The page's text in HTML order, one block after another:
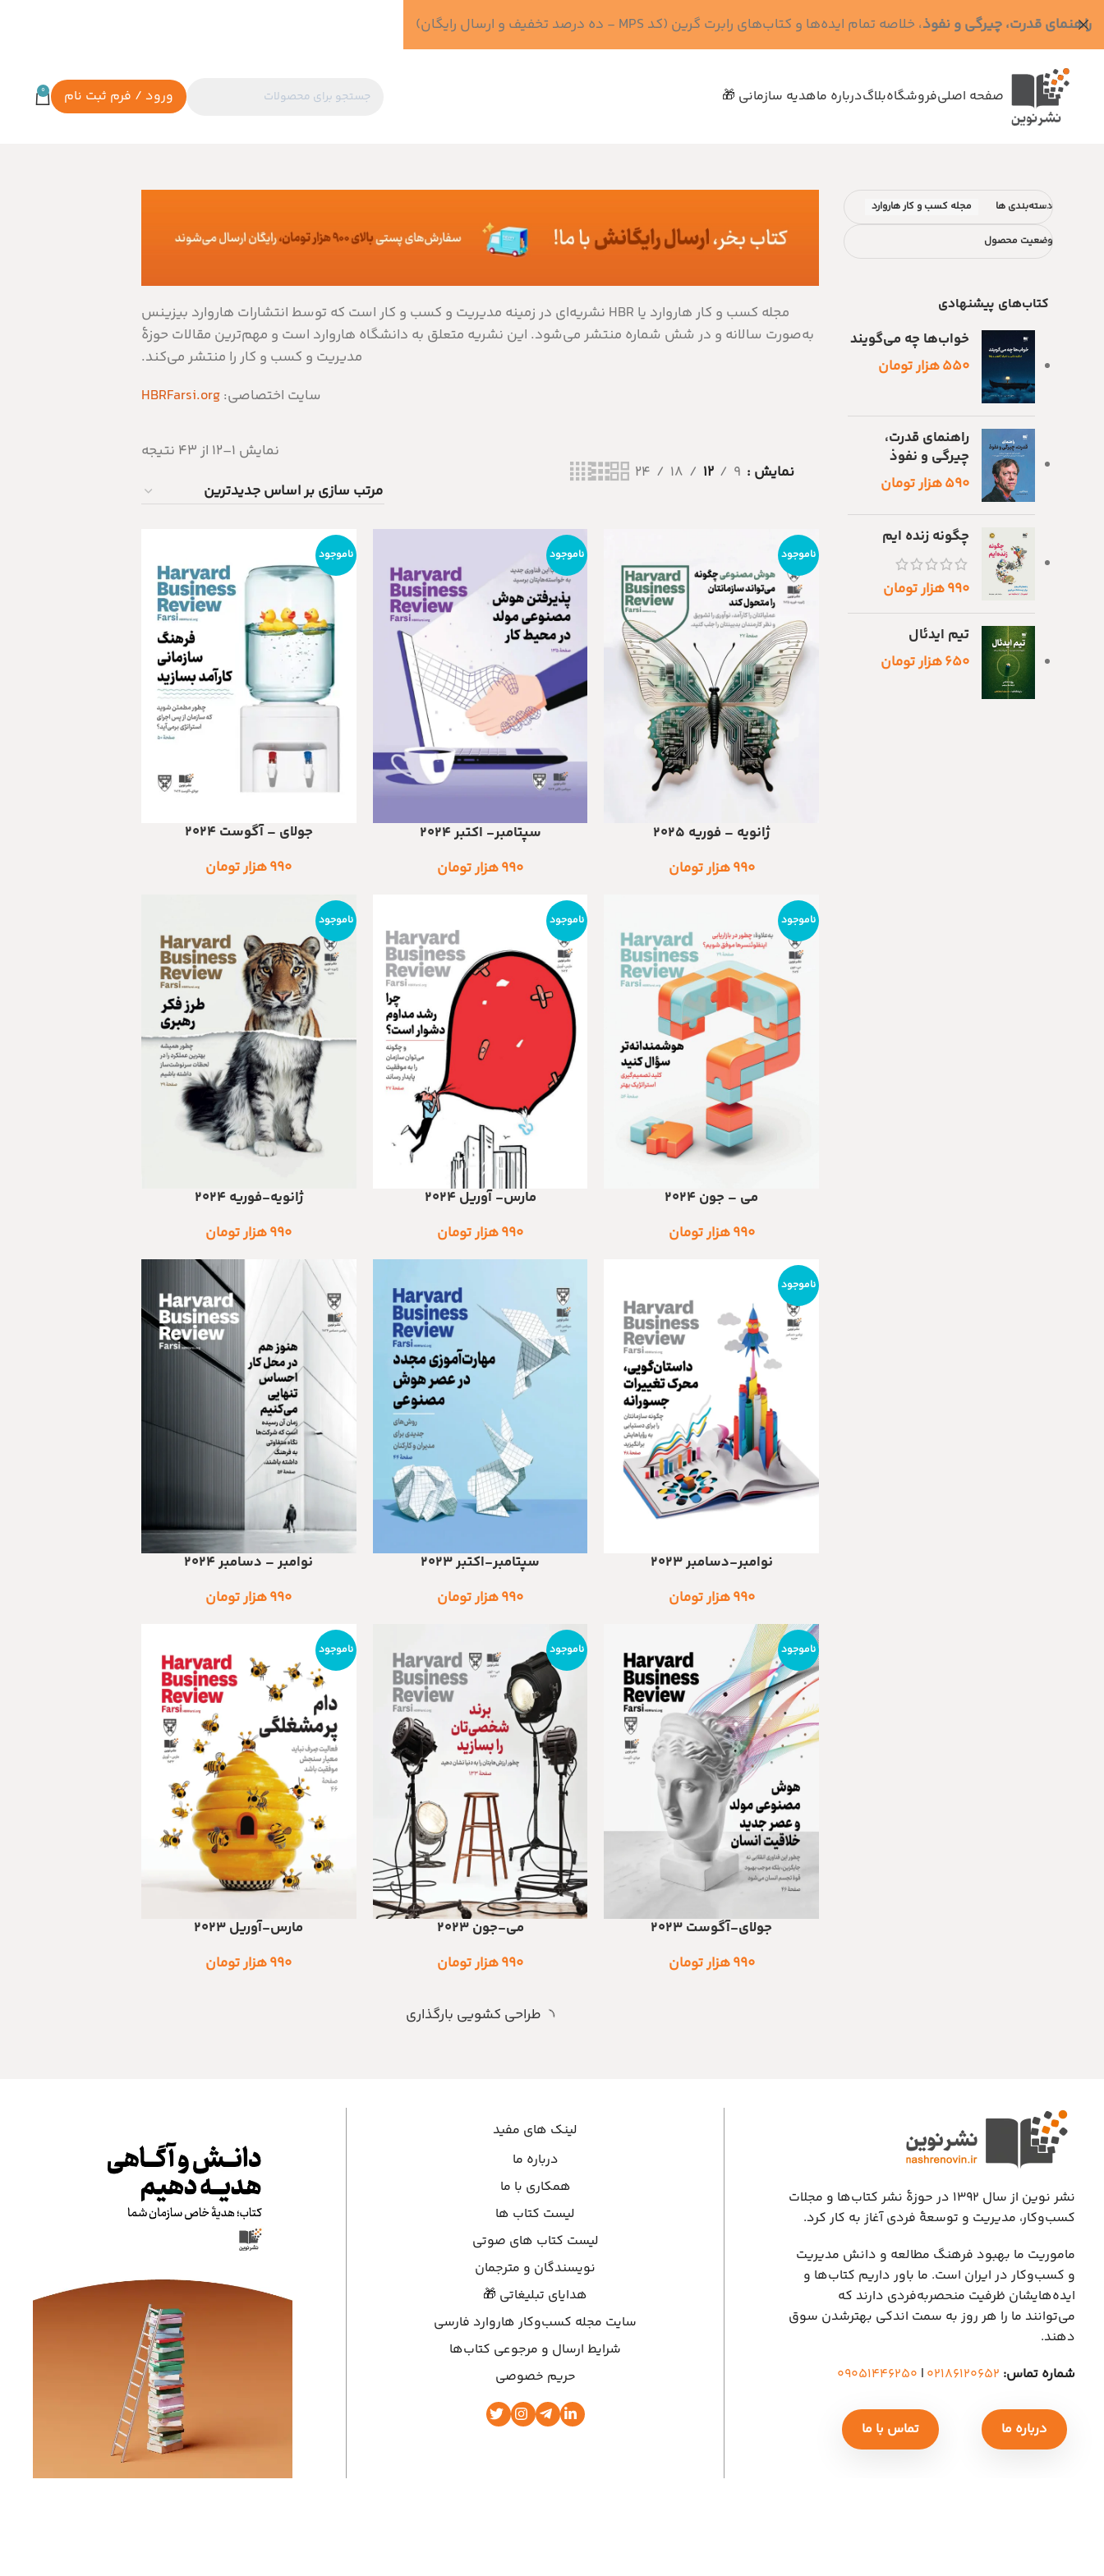
صفحه اصلیفروشگاهبلاگدرباره ماهدیه سازمانی 🎁 ورود / فرم ثبت نام 0
دسته‌بندی ها مجله کسب و کار هاروارد
وضعیت محصول
کتاب‌های پیشنهادی
خواب‌ها چه می‌گویند
۵۵۰هزار تومان
راهنمای قدرت،
چیرگی و نفوذ
۵۹۰هزار تومان
چگونه زنده ایم
۹۹۰هزار تومان
تیم ایدئال
۶۵۰هزار تومان
مجله کسب و کار هاروارد یا HBR نشریه‌ای در زمینه مدیریت و کسب و کار است که توسط انتشارات هاروارد بیزینس
به‌صورت سالانه و در شش شماره منتشر می‌شود. این نشریه متعلق به دانشگاه هاروارد است و مهم‌ترین مقالات حوزۀ
مدیریت و کسب و کار را منتشر می‌کند.
سایت اختصاصی:HBRFarsi.org
نمایش 9
12
18
24
نمایش 1–12 از 43 نتیجه
ناموجود
اطلاعات بیشترژانویه – فوریه ۲۰۲۵
۹۹۰هزار تومان
ناموجود
اطلاعات بیشترسپتامبر- اکتبر ۲۰۲۴
۹۹۰هزار تومان
ناموجود
اطلاعات بیشترجولای – آگوست ۲۰۲۴
۹۹۰هزار تومان
ناموجود
می – جون ۲۰۲۴
۹۹۰هزار تومان
ناموجود
اطلاعات بیشترمارس- آوریل ۲۰۲۴
۹۹۰هزار تومان
ناموجود
اطلاعات بیشترژانویه-فوریه ۲۰۲۴
۹۹۰هزار تومان
ناموجود
اطلاعات بیشترنوامبر-دسامبر ۲۰۲۳
۹۹۰هزار تومان
افزودن به سبد خریدسپتامبر-اکتبر ۲۰۲۳
۹۹۰هزار تومان
افزودن به سبد خرید
نوامبر – دسامبر ۲۰۲۴
۹۹۰هزار تومان
ناموجود
اطلاعات بیشترجولای-آگوست 2023
۹۹۰هزار تومان
ناموجود
می-جون 2023
۹۹۰هزار تومان
ناموجود
اطلاعات بیشترمارس-آوریل 2023
۹۹۰هزار تومان
طراحی کشویی بارگذاری
نشر نوین از سال ۱۳۹۲ در حوزهٔ نشر کتاب‌ها و مجلات
کسب‌وکار، مدیریت و توسعهٔ فردی آغاز به کار کرد.
ماموریت ما بهبود فرهنگ مطالعه و دانش مدیریت
و کسب‌وکار در ایران است. ما باور داریم کتاب‌ها و
ایده‌هایشان ظرفیت منحصربه‌فردی دارند که
می‌توانند ما را هر روز به سمت اندکی بهتر‌شدن سوق
دهند.
شماره تماس: ۰۲۱۸۶۱۲۰۶۵۲ | ۰۹۰۵۱۴۴۶۲۵۰
درباره ما تماس با ما
لینک های مفید
درباره ما
همکاری با ما
لیست کتاب ها
لیست کتاب های صوتی
نویسندگان و مترجمان
هدایای تبلیغاتی 🎁
سایت مجله کسب‌وکار هاروارد فارسی
شرایط ارسال و مرجوعی کتاب‌ها
حریم خصوصی
راهنمای قدرت، چیرگی و نفوذ، خلاصه تمام ایده‌ها و کتاب‌های رابرت گرین (کد MPS - ده درصد تخفیف و ارسال رایگان)